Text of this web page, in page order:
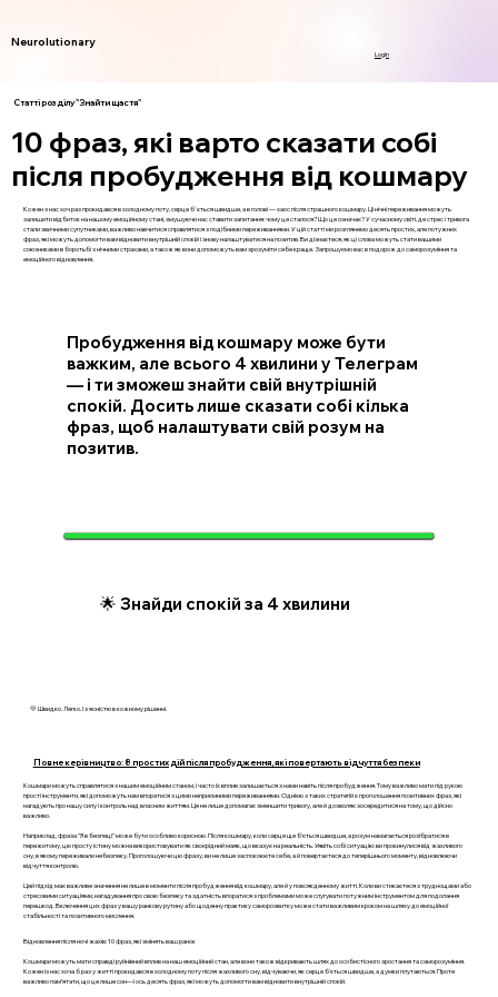
Neurolutionary
Login
Статті розділу "Знайти щастя"
10 фраз, які варто сказати собі
після пробудження від кошмару
Кожен з нас хоч раз прокидався в холодному поту, серце б'ється швидше, а в голові — хаос після страшного кошмару. Ці нічні переживання можуть
залишити відбиток на нашому емоційному стані, змушуючи нас ставити запитання: чому це сталося? Що це означає? У сучасному світі, де стрес і тривога
стали звичними супутниками, важливо навчитися справлятися з подібними переживаннями. У цій статті ми розглянемо десять простих, але потужних
фраз, які можуть допомогти вам відновити внутрішній спокій і знову налаштуватися на позитив. Ви дізнаєтеся, як ці слова можуть стати вашими
союзниками в боротьбі з нічними страхами, а також як вони допоможуть вам зрозуміти себе краще. Запрошуємо вас в подорож до саморозуміння та
емоційного відновлення.
Пробудження від кошмару може бути
важким, але всього 4 хвилини у Телеграм
— і ти зможеш знайти свій внутрішній
спокій. Досить лише сказати собі кілька
фраз, щоб налаштувати свій розум на
позитив.
🌟 Знайди спокій за 4 хвилини
💛 Швидко. Легко. І з ясністю в кожному рішенні.
Повне керівництво: 8 простих дій після пробудження, які повертають відчуття безпеки
Кошмари можуть справлятися з нашим емоційним станом, і часто їх вплив залишається з нами навіть після пробудження. Тому важливо мати під рукою
прості інструменти, які допоможуть нам впоратися з цими неприємними переживаннями. Однією з таких стратегій є проголошення позитивних фраз, які
нагадують про нашу силу і контроль над власним життям. Це не лише допомагає зменшити тривогу, але й дозволяє зосередитися на тому, що дійсно
важливо.
Наприклад, фраза "Я в безпеці" може бути особливо корисною. Після кошмару, коли серце ще б’ється швидше, а розум намагається розібратися в
пережитому, цю просту істину можна використовувати як своєрідний маяк, що вказує на реальність. Уявіть собі ситуацію: ви прокинулися від жахливого
сну, в якому переживали небезпеку. Проголошуючи цю фразу, ви не лише заспокоюєте себе, а й повертаєтеся до теперішнього моменту, відновлюючи
відчуття контролю.
Цей підхід має важливе значення не лише в моменти після пробудження від кошмару, але й у повсякденному житті. Коли ви стикаєтеся з труднощами або
стресовими ситуаціями, нагадування про свою безпеку та здатність впоратися з проблемами може слугувати потужним інструментом для подолання
перешкод. Включення цих фраз у вашу ранкову рутину або щоденну практику саморозвитку може стати важливим кроком на шляху до емоційної
стабільності та позитивного мислення.
Відновлення після ночі жахів: 10 фраз, які змінять ваш ранок
Кошмари можуть мати справді руйнівний вплив на наш емоційний стан, але вони також відкривають шлях до особистісного зростання та саморозуміння.
Кожен із нас хоча б раз у житті прокидався в холодному поту після жахливого сну, відчуваючи, як серце б’ється швидше, а думки плутаються. Проте
важливо пам’ятати, що це лише сон—і ось десять фраз, які можуть допомогти вам відновити внутрішній спокій.